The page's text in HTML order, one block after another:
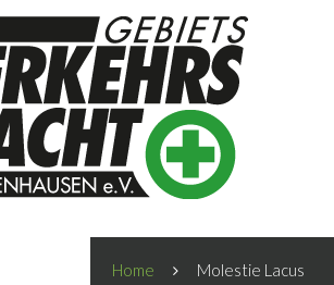
Home Molestie Lacus